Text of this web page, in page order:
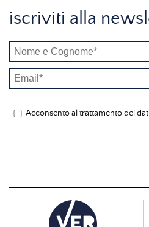
iscriviti alla
Acconsento al trattamento dei